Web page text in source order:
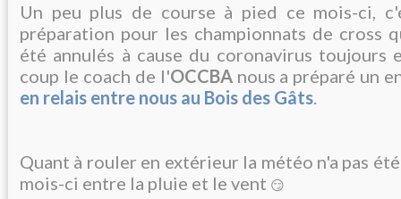
Un peu plus de course à pied ce mois-ci,
préparation pour les championnats de cross
été annulés à cause du coronavirus toujours
coup le coach de l'OCCBAnous a préparé un
en relais entre nous au Bois des Gâts.
Quant à rouler en extérieur la météo n'a pas
mois-ci entre la pluie et le vent 😏